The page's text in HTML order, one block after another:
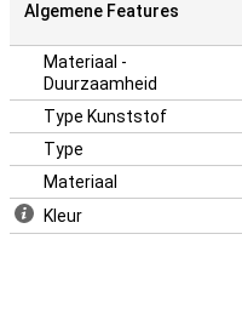
Algemene Features
Materiaal -
Duurzaamheid
Type Kunststof
Type
Materiaal
Kleur